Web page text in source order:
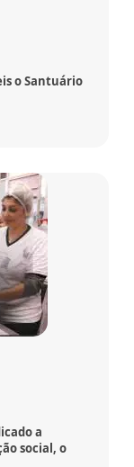
o Santuário
a
social, o